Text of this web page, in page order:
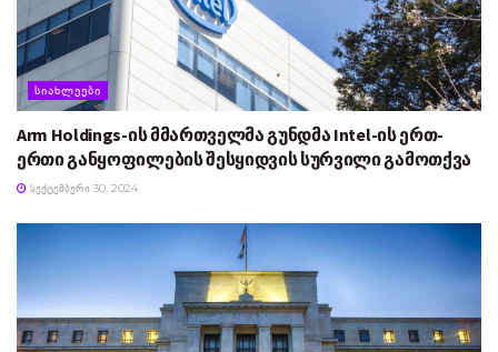
ᲡᲘᲐᲮᲚᲔᲔᲑᲘ
Arm Holdings-ის მმართველმა გუნდმა Intel-ის ერთ-
ერთი განყოფილების შესყიდვის სურვილი გამოთქვა
ᲡᲔᲥᲢᲔᲛᲑᲔᲠᲘ 30, 2024